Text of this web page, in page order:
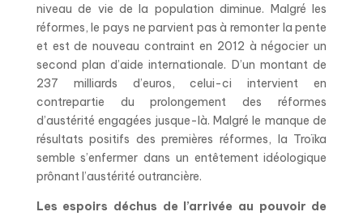
niveau de vie de la population diminue. Malgré les
réformes, le pays ne parvient pas à remonter la pente
et est de nouveau contraint en 2012 à négocier un
second plan d’aide internationale. D’un montant de
237 milliards d’euros, celui-ci intervient en
contrepartie du prolongement des réformes
d’austérité engagées jusque-là. Malgré le manque de
résultats positifs des premières réformes, la Troïka
semble s’enfermer dans un entêtement idéologique
prônant l’austérité outrancière.
Les espoirs déchus de l’arrivée au pouvoir de